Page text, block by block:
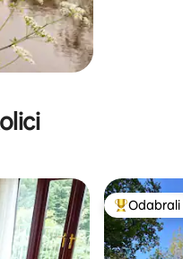
oznakom „Odabrali gosti”
Među